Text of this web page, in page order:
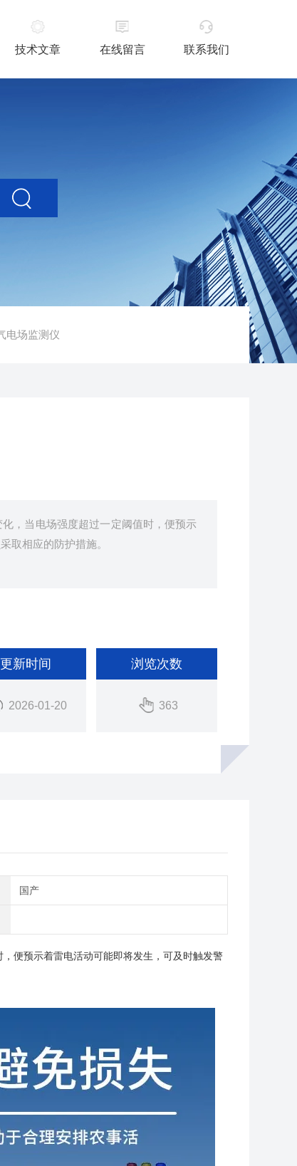
技术文章 在线留言 联系我们
电场监测仪
，当电场强度超过一定阈值时，便预示
取相应的防护措施。
更新时间
2026-01-20
浏览次数
363
国产
便预示着雷电活动可能即将发生，可及时触发警